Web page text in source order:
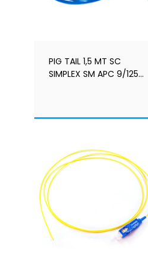
PIG TAIL 1,5 MT SC
SIMPLEX SM APC 9/125